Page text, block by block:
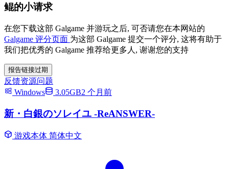
鲲的小请求
在您下载这部 Galgame 并游玩之后, 可否请您在本网站的
Galgame 评分页面 为这部 Galgame 提交一个评分, 这将有助于
我们把优秀的 Galgame 推荐给更多人, 谢谢您的支持
报告链接过期
反馈资源问题
Windows
3.05GB2 个月前
新・白銀のソレイユ -ReANSWER-
游戏本体 简体中文